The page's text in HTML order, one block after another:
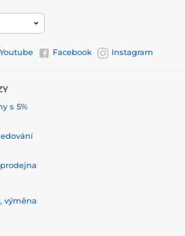
Youtube Facebook Instagram
s 5%
výměna